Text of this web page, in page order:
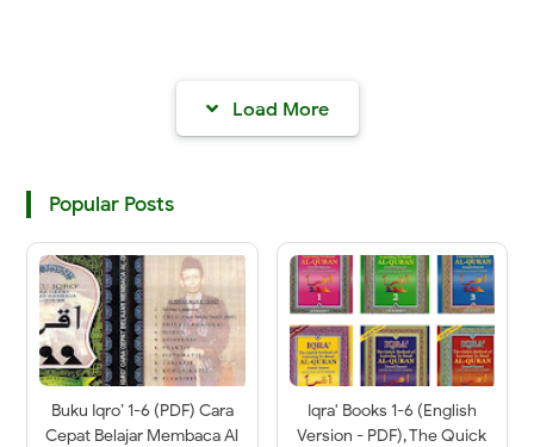
Load More
Popular Posts
Buku Iqro’ 1-6 (PDF) Cara
Cepat Belajar Membaca Al
Iqra' Books 1-6 (English
Version - PDF), The Quick